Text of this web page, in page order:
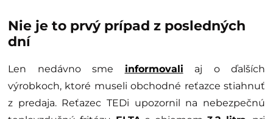
Nie je to prvý prípad z posledných
dní
Len nedávno sme informovali aj o ďalších
výrobkoch, ktoré museli obchodné reťazce stiahnuť
z predaja. Reťazec TEDi upozornil na nebezpečnú